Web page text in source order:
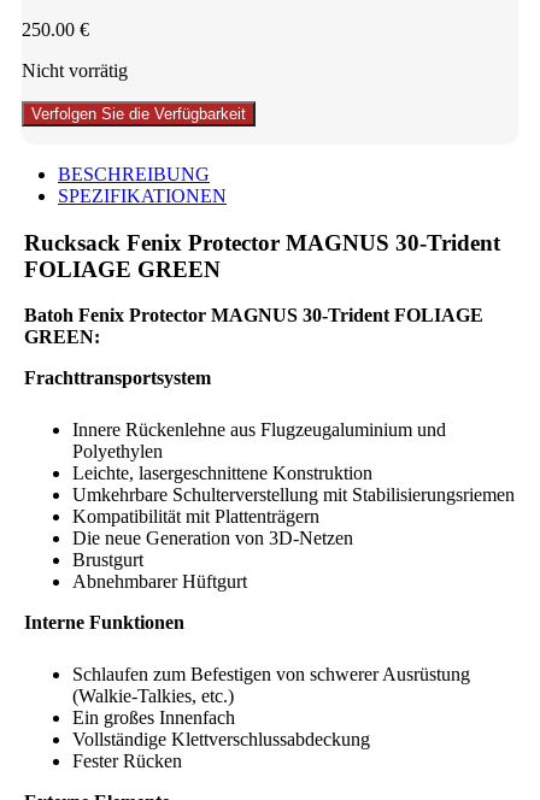
250.00 €
Nicht vorrätig
Verfolgen Sie die Verfügbarkeit
BESCHREIBUNG
SPEZIFIKATIONEN
Rucksack Fenix Protector MAGNUS 30-Trident
FOLIAGE GREEN
Batoh Fenix Protector MAGNUS 30-Trident FOLIAGE
GREEN:
Frachttransportsystem
Innere Rückenlehne aus Flugzeugaluminium und
Polyethylen
Leichte, lasergeschnittene Konstruktion
Umkehrbare Schulterverstellung mit Stabilisierungsriemen
Kompatibilität mit Plattenträgern
Die neue Generation von 3D-Netzen
Brustgurt
Abnehmbarer Hüftgurt
Interne Funktionen
Schlaufen zum Befestigen von schwerer Ausrüstung
(Walkie-Talkies, etc.)
Ein großes Innenfach
Vollständige Klettverschlussabdeckung
Fester Rücken